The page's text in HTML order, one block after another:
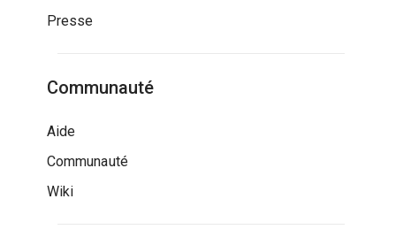
Presse
Communauté
Aide
Communauté
Wiki